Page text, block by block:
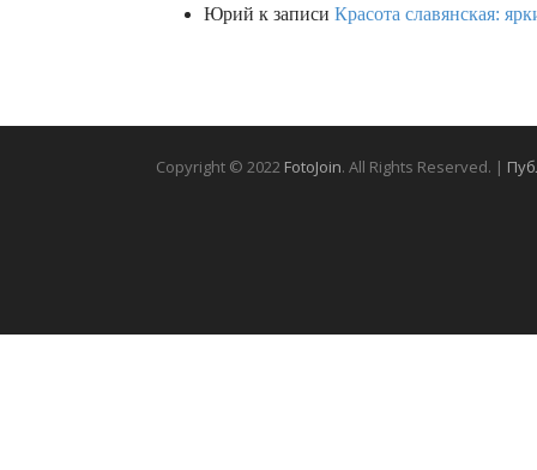
Юрий к записи Красота славянская:
Copyright © 2022 FotoJoin. All Rights Reserved. |